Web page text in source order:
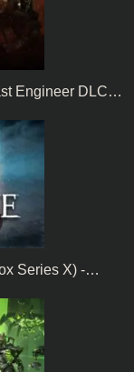
Engineer DLC…
Series X) -…